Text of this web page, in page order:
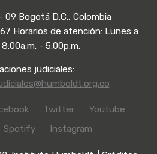
09 Bogotá D.C., Colombia
Horarios de atención: Lunes a
- 5:00p.m.
judiciales:
Twitter
Youtube
Spotify Instagram